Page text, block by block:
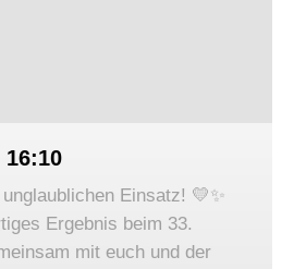
16:10
Einsatz! 💛✨
Ergebnis beim 33.
mit euch und der